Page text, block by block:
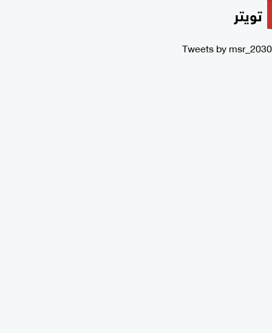
تويتر
Tweets by msr_2030